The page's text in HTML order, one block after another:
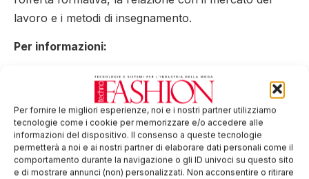
Per fornire le migliori esperienze, noi e i nostri partner utilizziamo
tecnologie come i cookie per memorizzare e/o accedere alle
informazioni del dispositivo. Il consenso a queste tecnologie
permetterà a noi e ai nostri partner di elaborare dati personali come il
comportamento durante la navigazione o gli ID univoci su questo sito
e di mostrare annunci (non) personalizzati. Non acconsentire o ritirare
lavoro e i metodi di insegnamento.
Per informazioni:
Piattaforma Sistema Formativo Moda
Roberto Portinari (Segretario
Generale) roberto.portinari@piattaformamoda.it –
Tel. 392.1990704
Tag: accreditamento certificazione istituti
moda